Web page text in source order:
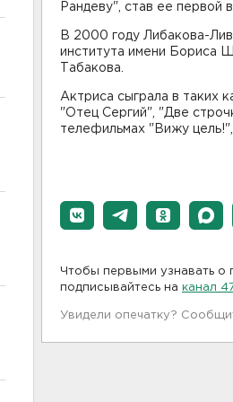
Рандеву", став ее первой
В 2000 году Либакова-
института имени Бориса
Табакова.
Актриса сыграла в таких
"Отец Сергий", "Две
телефильмах "Вижу
Чтобы первыми узнавать о
подписывайтесь на канал
Увидели опечатку?